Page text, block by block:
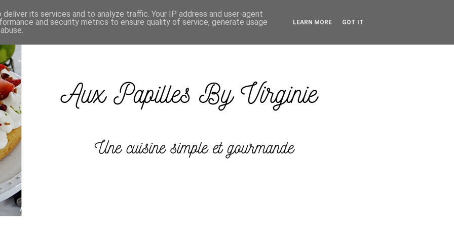
its services and to analyze traffic. Your IP address and user-agent
and security metrics to ensure quality of service, generate usage
LEARN MORE GOT IT